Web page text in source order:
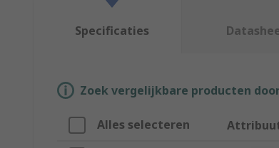
Specificaties
Zoek vergelijkbare producten
Alles selecteren